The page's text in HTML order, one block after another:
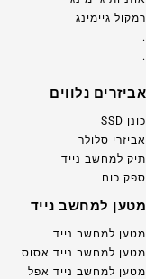
רמקול גיימינג
.
.
אביזרים נלווים
כונן SSD
אביזרי סלולר
תיק למחשב נייד
ספק כוח
מטען למחשב נייד
מטען למחשב נייד
מטען למחשב נייד אסוס
מטען למחשב נייד אפל